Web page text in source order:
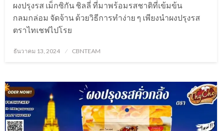
ผงปรุงรส เม็กซิกัน ชิลลี่ ที่มาพร้อมรสชาติที่เข้มข้น
กลมกล่อม จัดจ้าน ด้วยวิธีการทำง่าย ๆ เพียงนำผงปรุงรส
ตราไทเชฟไปโรย
Posted
ธันวาคม 13, 2024 CBNTEAM